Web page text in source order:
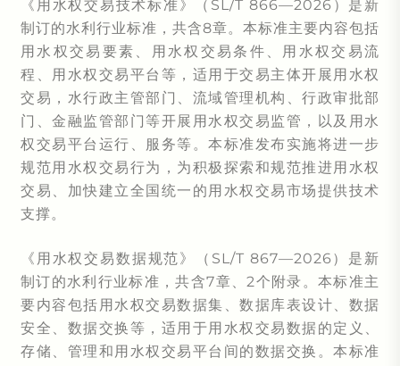
《 用水权交易技术标准》（SL/T 866—2026）是新
制订的水利行业标准，共含8章。本标准主要内容包括
用水权交易要素、用水权交易条件、用水权交易流
程、用水权交易平台等，适用于交易主体开展用水权
交易，水行政主管部门、流域管理机构、行政审批部
门、金融监管部门等开展用水权交易监管，以及用水
权交易平台运行、服务等。本标准发布实施将进一步
规范用水权交易行为，为积极探索和规范推进用水权
交易、加快建立全国统一的用水权交易市场提供技术
支撑。
《用水权交易数据规范》（SL/T 867—2026）是新
制订的水利行业标准，共含7章、2个附录。本标准主
要内容包括用水权交易数据集、数据库表设计、数据
安全、数据交换等，适用于用水权交易数据的定义、
存储、管理和用水权交易平台间的数据交换。本标准